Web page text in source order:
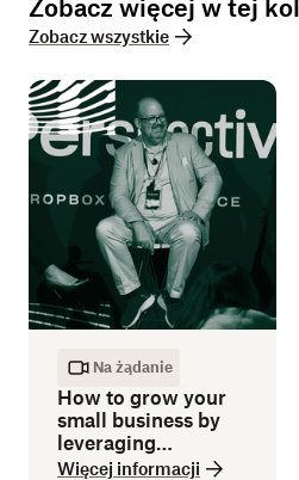
Zobacz więcej w tej
Zobacz wszystkie
Na żądanie
How to grow your
small business by
leveraging
technology
Więcej informacji